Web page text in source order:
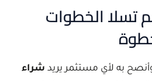
الخطوات
به لأي مستثمر يريد شراء